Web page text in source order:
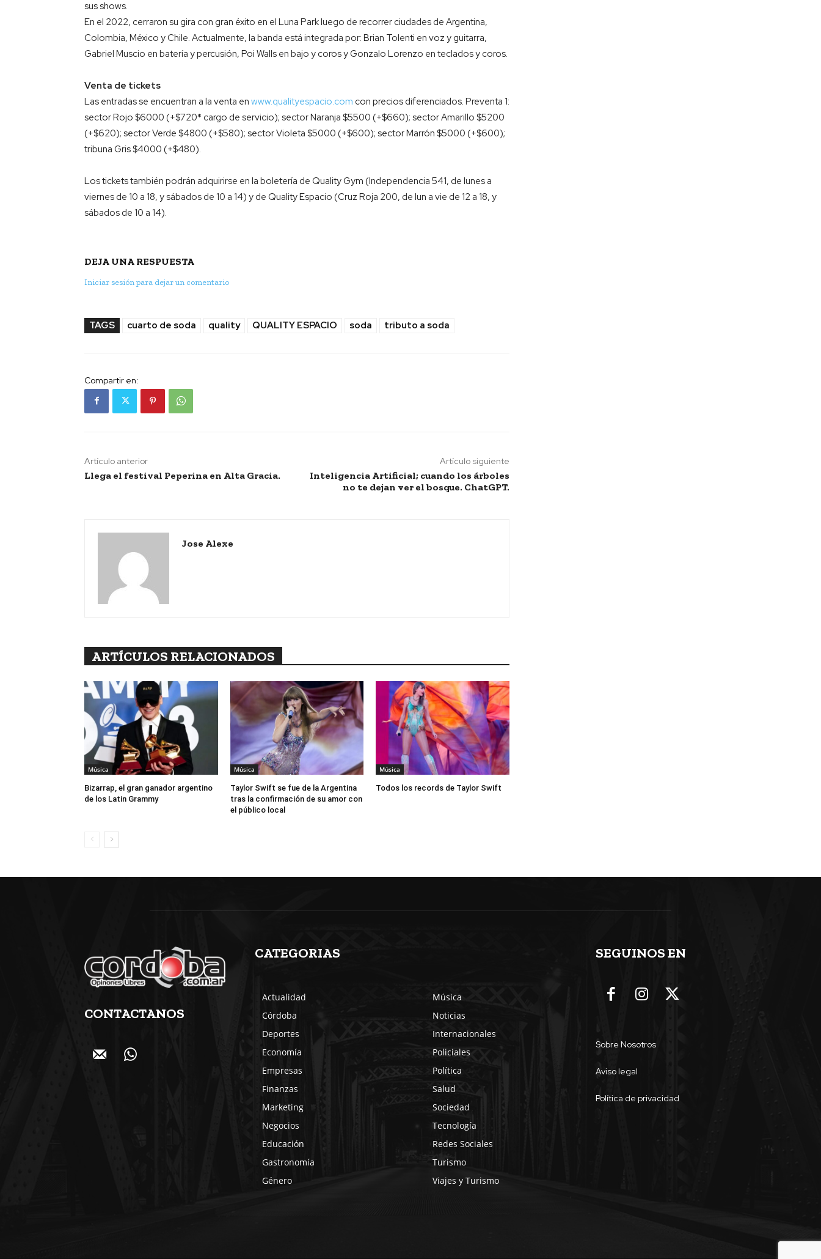
sus shows.
En el 2022, cerraron su gira con gran éxito en el Luna Park luego de recorrer ciudades de Argentina,
Colombia, México y Chile. Actualmente, la banda está integrada por: Brian Tolenti en voz y guitarra,
Gabriel Muscio en batería y percusión, Poi Walls en bajo y coros y Gonzalo Lorenzo en teclados y coros.
Venta de tickets
Las entradas se encuentran a la venta en www.qualityespacio.com con precios diferenciados. Preventa 1:
sector Rojo $6000 (+$720* cargo de servicio); sector Naranja $5500 (+$660); sector Amarillo $5200
(+$620); sector Verde $4800 (+$580); sector Violeta $5000 (+$600); sector Marrón $5000 (+$600);
tribuna Gris $4000 (+$480).
Los tickets también podrán adquirirse en la boletería de Quality Gym (Independencia 541, de lunes a
viernes de 10 a 18, y sábados de 10 a 14) y de Quality Espacio (Cruz Roja 200, de lun a vie de 12 a 18, y
sábados de 10 a 14).
DEJA UNA RESPUESTA
Iniciar sesión para dejar un comentario
TAGS cuarto de soda quality QUALITY ESPACIO soda tributo a soda
Compartir en:
Artículo anterior
Llega el festival Peperina en Alta Gracia.
Artículo siguiente
Inteligencia Artificial; cuando los árboles
no te dejan ver el bosque. ChatGPT.
Jose Alexe
ARTÍCULOS RELACIONADOS
Música
Bizarrap, el gran ganador argentino
de los Latin Grammy
Música
Taylor Swift se fue de la Argentina
tras la confirmación de su amor con
el público local
Música
Todos los records de Taylor Swift
CONTACTANOS
CATEGORIAS
Actualidad
Córdoba
Deportes
Economía
Empresas
Finanzas
Marketing
Negocios
Educación
Gastronomía
Género
Música
Noticias
Internacionales
Policiales
Política
Salud
Sociedad
Tecnología
Redes Sociales
Turismo
Viajes y Turismo
SEGUINOS EN
Sobre Nosotros
Aviso legal
Política de privacidad